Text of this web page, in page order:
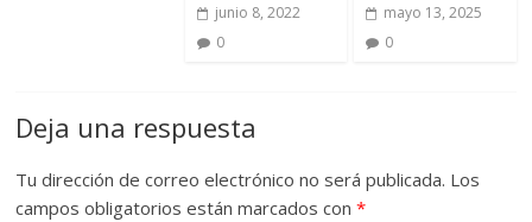
junio 8, 2022
0
mayo 13, 2025
0
Deja una respuesta
Tu dirección de correo electrónico no será publicada. Los
campos obligatorios están marcados con*